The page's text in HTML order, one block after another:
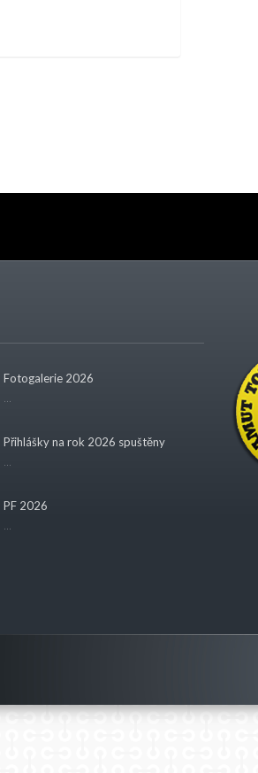
Fotogalerie 2026
...
Přihlášky na rok 2026 spuštěny
...
PF 2026
...